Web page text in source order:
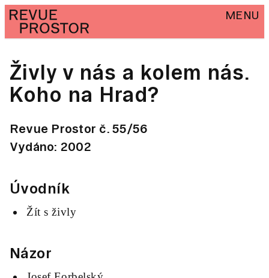
MENU
Živly v nás a kolem nás.
Koho na Hrad?
Revue Prostor č. 55/56
Vydáno: 2002
Úvodník
Žít s živly
Názor